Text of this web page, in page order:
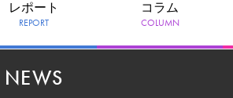
レポート
REPORT
コラム
COLUMN
NEWS